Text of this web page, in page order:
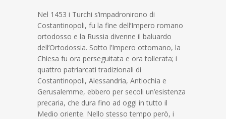
Nel 1453 i Turchi s’impadronirono di
Costantinopoli, fu la fine dell’Impero romano
ortodosso e la Russia divenne il baluardo
dell’Ortodossia. Sotto l’Impero ottomano, la
Chiesa fu ora perseguitata e ora tollerata; i
quattro patriarcati tradizionali di
Costantinopoli, Alessandria, Antiochia e
Gerusalemme, ebbero per secoli un’esistenza
precaria, che dura fino ad oggi in tutto il
Medio oriente. Nello stesso tempo però, i